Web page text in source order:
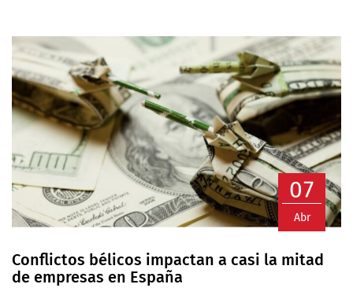
07
Abr
Conflictos bélicos impactan a casi la mitad
de empresas en España